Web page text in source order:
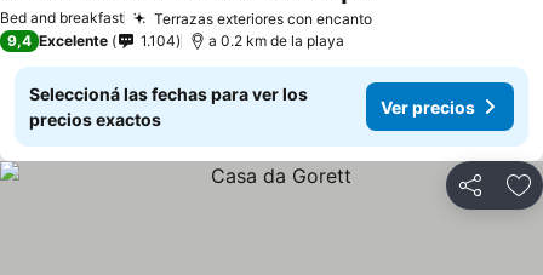
Bed and breakfast Terrazas exteriores con encanto
9,4 Excelente 1.104 a 0.2 km de la playa
Seleccioná las fechas para ver los
precios exactos
Ver precios
Compartir